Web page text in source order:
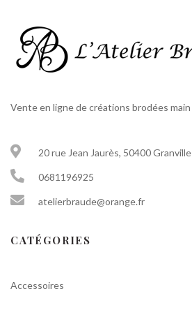
Vente en ligne de créations brodées main
20 rue Jean Jaurès, 50400 Granville
0681196925
atelierbraude@orange.fr
CATÉGORIES
Accessoires